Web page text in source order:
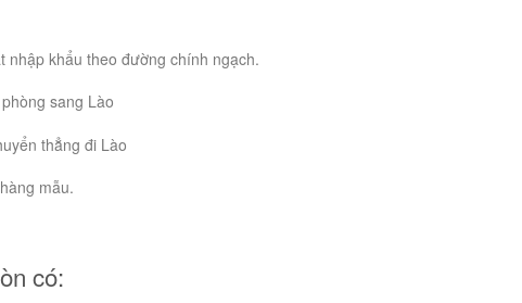
nhập khẩu theo đường chính ngạch.
sang Lào
thẳng đi Lào
mẫu.
có: